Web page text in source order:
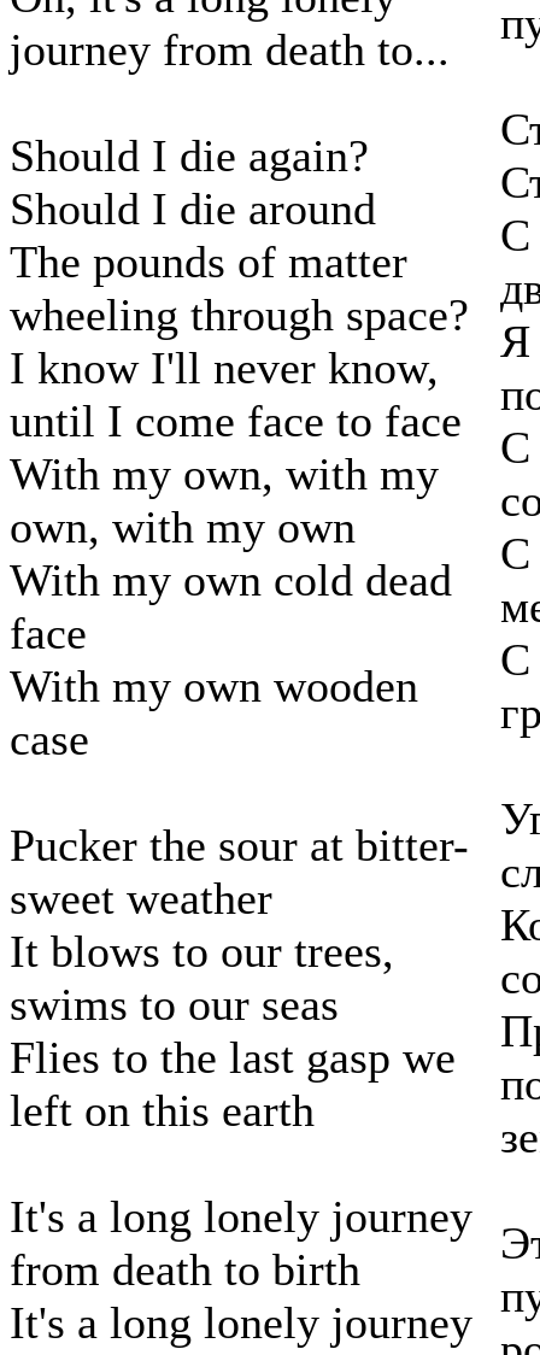
journey from death to...
Should I die again?
Should I die around
The pounds of matter
wheeling through space?
I know I'll never know,
until I come face to face
With my own, with my
own, with my own
With my own cold dead
face
With my own wooden
case
Pucker the sour at bitter-
sweet weather
It blows to our trees,
swims to our seas
Flies to the last gasp we
left on this earth
It's a long lonely journey
from death to birth
It's a long lonely journey
С
Я
С
С
С